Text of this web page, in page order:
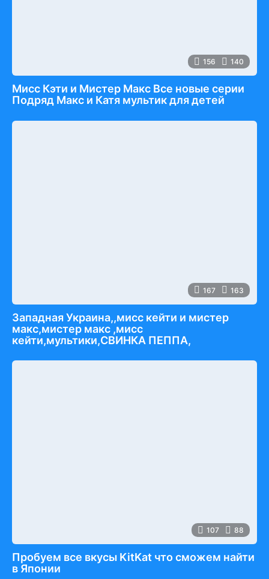
156 140
Мисс Кэти и Мистер Макс Все новые серии
Подряд Макс и Катя мультик для детей
167 163
Западная Украина,,мисс кейти и мистер
макс,мистер макс ,мисс
кейти,мультики,СВИНКА ПЕППА,
107 88
Пробуем все вкусы KitKat что сможем найти
в Японии